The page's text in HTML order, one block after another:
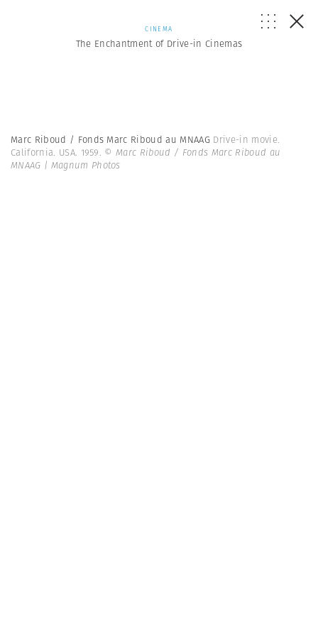
CINEMA
The Enchantment of Drive-in Cinemas
Marc Riboud / Fonds Marc Riboud au MNAAG Drive-in movie.
California. USA. 1959. © Marc Riboud / Fonds Marc Riboud au
MNAAG | Magnum Photos